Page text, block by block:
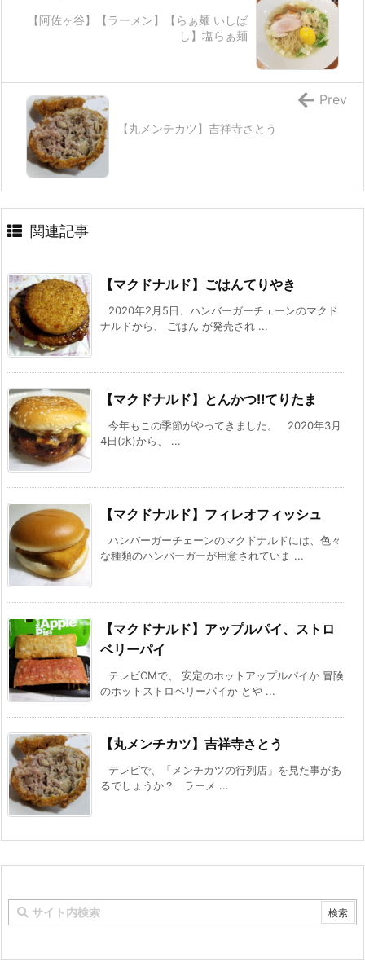
【阿佐ヶ谷】【ラーメン】【らぁ麺 いしば
し】塩らぁ麺
【丸メンチカツ】吉祥寺さとう
Prev
関連記事
【マクドナルド】ごはんてりやき
2020年2月5日、ハンバーガーチェーンのマクド
ナルドから、 ごはん が発売され ...
【マクドナルド】とんかつ‼てりたま
今年もこの季節がやってきました。 2020年3月
4日(水)から、 ...
【マクドナルド】フィレオフィッシュ
ハンバーガーチェーンのマクドナルドには、色々
な種類のハンバーガーが用意されていま ...
【マクドナルド】アップルパイ、ストロ
ベリーパイ
テレビCMで、 安定のホットアップルパイか 冒険
のホットストロベリーパイか とや ...
【丸メンチカツ】吉祥寺さとう
テレビで、「メンチカツの行列店」を見た事があ
るでしょうか？ ラーメ ...